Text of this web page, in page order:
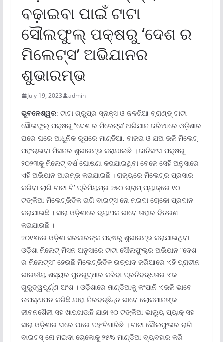
ବଢ଼ାଇବା ପାଇଁ ଟାଟା
ସୌଲଫୁଲ୍ ପକ୍ଷରୁ ‘ଦେଶ ର
ମିଲେଟ୍‌ସ’ ଅଭିଯାନର
ଶୁଭାରମ୍ଭ
July 19, 2023 admin
ଭୁବନେଶ୍ୱର: ଟାଟା ଗ୍ରୁପ୍‌ର ସ୍ନାକ୍ସ ଓ ଜଳଖିଆ ବ୍ରାଣ୍ଡ୍ ଟାଟା
ସୌଲଫୁଲ୍ ପକ୍ଷରୁ “ଦେଶ ର ମିଲେଟ୍‌ସ’ ଅଭିଯାନ ଜରିଆରେ ଓଡ଼ିଶାର
ଘରେ ଘରେ ଆଧୁନିକ ରୂପରେ ମାଣ୍ଡିଆ, ବାଜରା ଓ ଯଅ ଭଳି ମିଲେଟ୍
ପହଂଚାଇବା ମିସନର ଶୁଭାରମ୍ଭ କରାଯାଇଛି । ଜାତିସଂଘ ପକ୍ଷରୁ
୨୦୨୩କୁ ମିଲେଟ୍ ବର୍ଷ ଘୋଷଣା କରାଯାଇଥିବା ବେଳେ ସେହି ଅନୁସାରେ
ଏହି ଅଭିଯାନ ଆରମ୍ଭ କରାଯାଇଛି । ରାଜ୍ୟରେ ମିଲେଟ୍‌ର ପ୍ରସାର
କରିବା ଲାଗି ଟାଟା ଟି’ ପ୍ରିମିୟମ୍‌ର ୨୫୦ ଗ୍ରାମ୍ ପ୍ୟାକ୍‌ରେ ୧୦
ଟଙ୍କିଆ ମିଲେଟ୍‌ଭିତିକ ରାଗି ବାଇଟ୍‌ସ ନୋ ମଇଦା ଚୋକୋ ପ୍ରଦାନ
କରାଯାଇଛି । ସାରା ଓଡ଼ିଶାରେ ବ୍ୟାପକ ଭାବେ ତାହାର ବିତରଣ
କରାଯାଉଛି ।
୨୦୧୭ରେ ଓଡ଼ିଶା ସରକାରଙ୍କ ପକ୍ଷରୁ ଶୁଭାରମ୍ଭ କରାଯାଇଥିବା
ଓଡ଼ିଶା ମିଲେଟ୍ ମିସନ ଅନୁସାରେ ଟାଟା ସୌଲଫୁଲ୍‌ର ଅଭିଯାନ “ଦେଶ
ର ମିଲେଟ୍‌ସ” ହେଉଛି ମିଲେଟ୍‌ଭିତିକ ଉତ୍ପାଦ ଜରିଆରେ ଏହି ପ୍ରାଚୀନ
ଭାରତୀୟ ଶସ୍ୟର ପୁନରୁଦ୍ଧାର କରିବା ପ୍ରତିବଦ୍ଧତାର ଏକ
ଗୁରୁତ୍ୱପୂର୍ଣ୍ଣ ଅଂଶ । ଓଡ଼ିଶାରେ ମାଣ୍ଡିଆକୁ କଂପାନି ଏଭଳି ଭାବେ
ଉପସ୍ଥାପନ କରିଛିି ଯାହା ନିରବଚ୍ଛିନ୍ନ ଭାବେ ଲୋକମାନଙ୍କ
ଜୀବନଶୈଳୀ ସହ ଖାପଖାଉଛି ଯାହା ୧୦ ଟଙ୍କିଆ ଭାଲ୍ୟୁ ପ୍ୟାକ୍ ସହ
ସାରା ଓଡ଼ିଶାର ଘରେ ଘରେ ପହଂଚିପାରିଛି । ଟାଟା ସୌଲଫୁଲର ରାଗି
ବାଇଟସ୍ ନୋ ମଇଦା ଚୋକୋକୁ ୨୫% ମାଣ୍ଡିଆ ବ୍ୟବହାର କରି